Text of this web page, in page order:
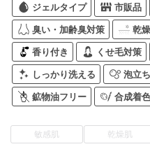
ジェルタイプ 市販品
臭い・加齢臭対策 乾
香り付き くせ毛対策
しっかり洗える 泡立
鉱物油フリー 合成着
敏感肌 乾燥肌